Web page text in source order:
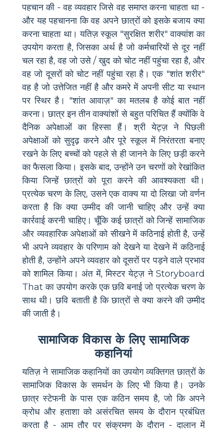
पहचान की - वह व्यवहार जिसे वह समाप्त करना चाहता था -
और यह पहचानना कि वह अपने छात्रों को इसके बजाय क्या
करना चाहता था। यतिज़ स्कूल "सुरक्षित शरीर" वाक्यांश का
उपयोग करता है, जिसका अर्थ है जो कर्मचारियों से दूर नहीं
चल रहा है, वह जो उसे / खुद को चोट नहीं पहुंचा रहा है, और
वह जो दूसरों को चोट नहीं पहुंचा रहा है। एक "शांत शरीर"
वह है जो उत्तेजित नहीं है और कमरे में अपनी सीट या स्थान
पर स्थिर है। "शांत आवाज़" का मतलब है कोई बात नहीं
करना। छात्र इन तीन वाक्यांशों से बहुत परिचित हैं क्योंकि वे
दैनिक अपेक्षाओं का हिस्सा हैं। श्री येट्ज़ ने पिछली
अपेक्षाओं को सुदृढ़ करने और पूरे स्कूल में निरंतरता बनाए
रखने के लिए बच्चों को पहले से ही जानने के लिए छड़ी करने
का फैसला किया। इसके बाद, उन्होंने उन चरणों को रेखांकित
किया जिन्हें छात्रों को पूरा करने की आवश्यकता थी।
प्रत्येक चरण के लिए, उसने एक वाक्य या दो लिखा जो वर्णन
करता है कि क्या उम्मीद की जानी चाहिए और उन्हें क्या
कार्रवाई करनी चाहिए। चूँकि कई छात्रों को जिन्हें सामाजिक
और व्यवहारिक अपेक्षाओं को सीखने में कठिनाई होती है, उन्हें
भी अपने व्यवहार के परिणाम को देखने या देखने में कठिनाई
होती है, उन्होंने अपने व्यवहार को दूसरों पर पड़ने वाले प्रभाव
को शामिल किया। अंत में, मिस्टर येट्ज़ ने Storyboard
That का उपयोग करके एक छवि बनाई जो प्रत्येक चरण के
साथ थी। छवि बताती है कि छात्रों से क्या करने की उम्मीद
की जाती है।
सामाजिक विकास के लिए सामाजिक
कहानियां
यतिज़ ने सामाजिक कहानियों का उपयोग व्यक्तिगत छात्रों के
सामाजिक विकास के समर्थन के लिए भी किया है। उनके
छात्र स्टेफनी के पास एक कठिन समय है, जो कि अपने
क्रोध और हताशा को असंरचित समय के दौरान प्रबंधित
करता है - आम तौर पर संक्रमण के दौरान - दालान में